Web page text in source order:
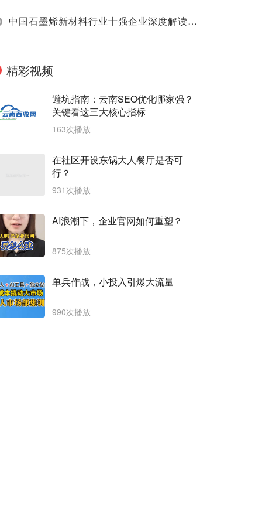
中国石墨烯新材料行业十强企业深度解读（2025）
精彩视频
避坑指南：云南SEO优化哪家强？
关键看这三大核心指标
163次播放
在社区开设东锅大人餐厅是否可
行？
931次播放
AI浪潮下，企业官网如何重塑？
875次播放
单兵作战，小投入引爆大流量
990次播放